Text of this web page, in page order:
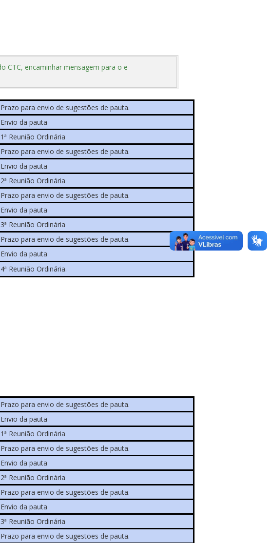
CTC, encaminhar mensagem para o e-
Prazo para envio de sugestões de pauta.
Envio da pauta
1ª Reunião Ordinária
Prazo para envio de sugestões de pauta.
Envio da pauta
2ª Reunião Ordinária
Prazo para envio de sugestões de pauta.
Envio da pauta
3ª Reunião Ordinária
Prazo para envio de sugestões de pauta.
Envio da pauta
4ª Reunião Ordinária.
Prazo para envio de sugestões de pauta.
Envio da pauta
1ª Reunião Ordinária
Prazo para envio de sugestões de pauta.
Envio da pauta
2ª Reunião Ordinária
Prazo para envio de sugestões de pauta.
Envio da pauta
3ª Reunião Ordinária
Prazo para envio de sugestões de pauta.